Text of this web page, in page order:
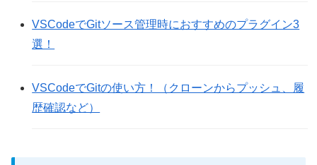
VSCodeでGitソース管理時におすすめのプラグイン3
選！
VSCodeでGitの使い方！（クローンからプッシュ、履
歴確認など）